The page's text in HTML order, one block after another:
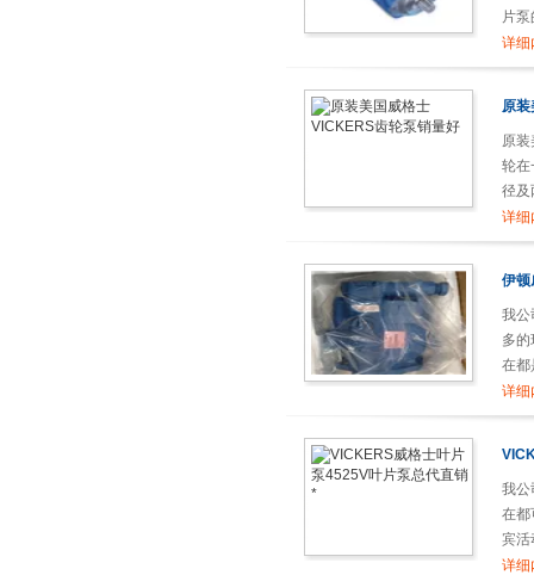
片
情况
详细
原
原
轮在
径及
轮的
详细
伊顿
我公
多
在都
在
详细
我公
在都
宾活
单的
详细